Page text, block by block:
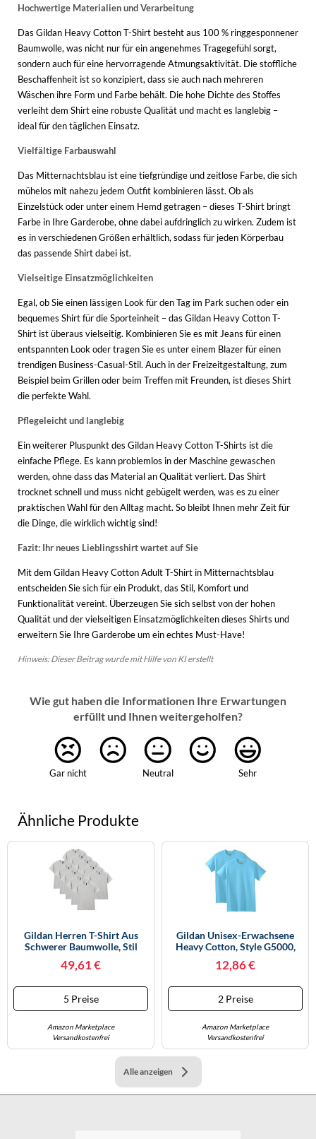
Hochwertige Materialien und Verarbeitung
Das Gildan Heavy Cotton T-Shirt besteht aus 100 % ringgesponnener
Baumwolle, was nicht nur für ein angenehmes Tragegefühl sorgt,
sondern auch für eine hervorragende Atmungsaktivität. Die stoffliche
Beschaffenheit ist so konzipiert, dass sie auch nach mehreren
Wäschen ihre Form und Farbe behält. Die hohe Dichte des Stoffes
verleiht dem Shirt eine robuste Qualität und macht es langlebig –
ideal für den täglichen Einsatz.
Vielfältige Farbauswahl
Das Mitternachtsblau ist eine tiefgründige und zeitlose Farbe, die sich
mühelos mit nahezu jedem Outfit kombinieren lässt. Ob als
Einzelstück oder unter einem Hemd getragen – dieses T-Shirt bringt
Farbe in Ihre Garderobe, ohne dabei aufdringlich zu wirken. Zudem ist
es in verschiedenen Größen erhältlich, sodass für jeden Körperbau
das passende Shirt dabei ist.
Vielseitige Einsatzmöglichkeiten
Egal, ob Sie einen lässigen Look für den Tag im Park suchen oder ein
bequemes Shirt für die Sporteinheit – das Gildan Heavy Cotton T-
Shirt ist überaus vielseitig. Kombinieren Sie es mit Jeans für einen
entspannten Look oder tragen Sie es unter einem Blazer für einen
trendigen Business-Casual-Stil. Auch in der Freizeitgestaltung, zum
Beispiel beim Grillen oder beim Treffen mit Freunden, ist dieses Shirt
die perfekte Wahl.
Pflegeleicht und langlebig
Ein weiterer Pluspunkt des Gildan Heavy Cotton T-Shirts ist die
einfache Pflege. Es kann problemlos in der Maschine gewaschen
werden, ohne dass das Material an Qualität verliert. Das Shirt
trocknet schnell und muss nicht gebügelt werden, was es zu einer
praktischen Wahl für den Alltag macht. So bleibt Ihnen mehr Zeit für
die Dinge, die wirklich wichtig sind!
Fazit: Ihr neues Lieblingsshirt wartet auf Sie
Mit dem Gildan Heavy Cotton Adult T-Shirt in Mitternachtsblau
entscheiden Sie sich für ein Produkt, das Stil, Komfort und
Funktionalität vereint. Überzeugen Sie sich selbst von der hohen
Qualität und der vielseitigen Einsatzmöglichkeiten dieses Shirts und
erweitern Sie Ihre Garderobe um ein echtes Must-Have!
Hinweis: Dieser Beitrag wurde mit Hilfe von KI erstellt
Wie gut haben die Informationen Ihre Erwartungen
erfüllt und Ihnen weitergeholfen?
Gar nicht Neutral Sehr
Ähnliche Produkte
Gildan Herren T-Shirt Aus
Schwerer Baumwolle, Stil
3X-Large
49,61 €
5 Preise
Amazon Marketplace
Versandkostenfrei
Gildan Unisex-Erwachsene
Heavy Cotton, Style G5000,
Pack), Mittel
12,86 €
2 Preise
Amazon Marketplace
Versandkostenfrei
Alle anzeigen